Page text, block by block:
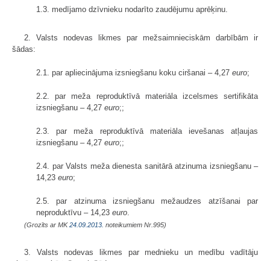
1.3. medījamo dzīvnieku nodarīto zaudējumu aprēķinu.
2. Valsts nodevas likmes par mežsaimnieciskām darbībām ir
šādas:
2.1. par apliecinājuma izsniegšanu koku ciršanai – 4,27 euro;
2.2. par meža reproduktīvā materiāla izcelsmes sertifikāta
izsniegšanu – 4,27 euro;;
2.3. par meža reproduktīvā materiāla ievešanas atļaujas
izsniegšanu – 4,27 euro;;
2.4. par Valsts meža dienesta sanitārā atzinuma izsniegšanu –
14,23 euro;
2.5. par atzinuma izsniegšanu mežaudzes atzīšanai par
neproduktīvu – 14,23 euro
(Grozīts ar MK24.09.2013. noteikumiem Nr.995)
3. Valsts nodevas likmes par mednieku un medību vadītāju